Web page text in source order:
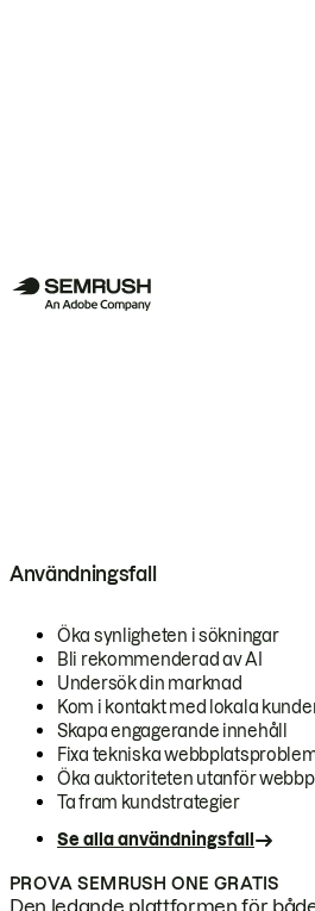
Användningsfall
Öka synligheten i sökningar
Bli rekommenderad av AI
Undersök din marknad
Kom i kontakt med lokala
Skapa engagerande innehåll
Fixa tekniska
Öka auktoriteten utanför
Ta fram kundstrategier
Se alla användningsfall
PROVA SEMRUSH ONE GRATIS
Den ledande plattformen för